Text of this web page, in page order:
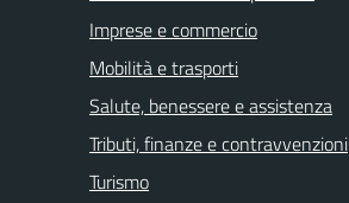
Imprese e commercio
Mobilità e trasporti
Salute, benessere e assistenza
Tributi, finanze e contravvenzioni
Turismo